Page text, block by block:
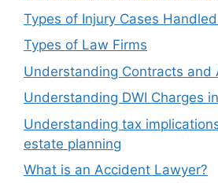
Types of Injury Cases
Types of Law Firms
Understanding Contracts and
Understanding DWI Charges
Understanding tax
estate planning
What is an Accident Lawyer?